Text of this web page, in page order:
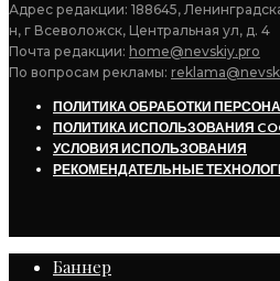
Адрес редакции: 188645,
н, г Всеволожск, Центральная ул, д. 4
Почта редакции: home@nevskiy.pro
По вопросам рекламы:
ПОЛИТИКА ОБРАБОТКИ
ПОЛИТИКА ИСПОЛЬЗОВАНИЯ
УСЛОВИЯ ИСПОЛЬЗОВАНИЯ
РЕКОМЕНДАТЕЛЬНЫЕ
Баннер